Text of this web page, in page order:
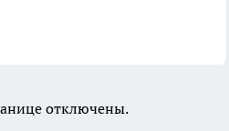
отключены.